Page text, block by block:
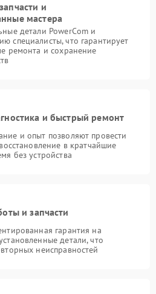
и
мастера
детали PowerCom и
специалисты, что гарантирует
ремонта и сохранение
и быстрый ремонт
и опыт позволяют провести
в кратчайшие
без устройства
и запчасти
гарантия на
детали, что
неисправностей